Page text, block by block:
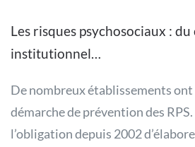
Les risques psychosociaux : du
institutionnel…
De nombreux établissements
démarche de prévention des
l’obligation depuis 2002